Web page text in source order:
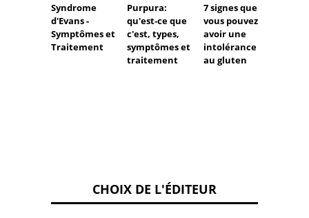
Syndrome
d'Evans -
Symptômes et
Traitement
Purpura:
qu'est-ce que
c'est, types,
symptômes et
traitement
7 signes que
vous pouvez
avoir une
intolérance
au gluten
CHOIX DE L'ÉDITEUR